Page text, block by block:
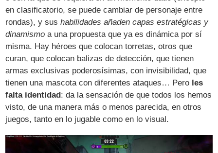
en clasificatorio, se puede cambiar de personaje entre
rondas), y sushabilidades añaden capas estratégicas y
dinamismo a una propuesta que ya es dinámica por sí
misma. Hay héroes que colocan torretas, otros que
curan, que colocan balizas de detección, que tienen
armas exclusivas poderosísimas, con invisibilidad, que
tienen una mascota con diferentes ataques… Pero les
falta identidad: da la sensación de que todos los hemos
visto, de una manera más o menos parecida, en otros
juegos, tanto en lo jugable como en lo visual.